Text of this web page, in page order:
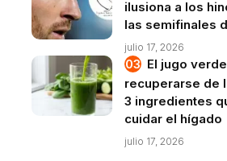
ilusiona a los
las semifinales
julio 17, 2026
El jugo
recuperarse de
3 ingredientes
cuidar el hígado
julio 17, 2026